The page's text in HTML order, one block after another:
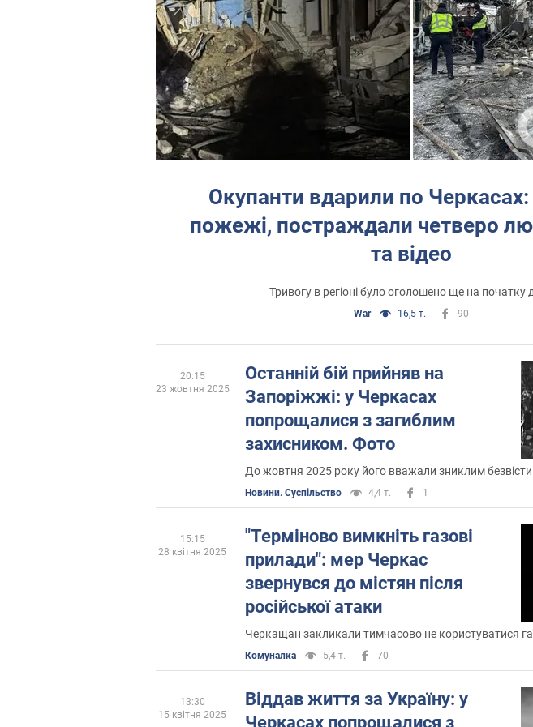
Окупанти вдарили по Черкасах:
пожежі, постраждали четверо
та відео
Тривогу в регіоні було оголошено ще на початку
War 16,5 т. 90
Останній бій прийняв на
Запоріжжі: у Черкасах
попрощалися з загиблим
захисником. Фото
До жовтня 2025 року його вважали зниклим безвісти
Новини. Суспільство 4,4 т. 1
20:15
23 жовтня 2025
"Терміново вимкніть газові
прилади": мер Черкас
звернувся до містян після
російської атаки
Черкащан закликали тимчасово не користуватися
Комуналка 5,4 т. 70
15:15
28 квітня 2025
Віддав життя за Україну: у
Черкасах попрощалися з
13:30
15 квітня 2025